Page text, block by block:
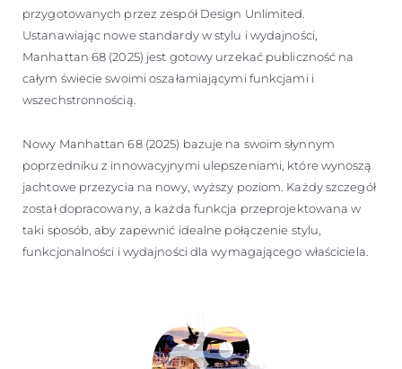
przygotowanych przez zespół Design Unlimited.
Ustanawiając nowe standardy w stylu i wydajności,
Manhattan 68 (2025) jest gotowy urzekać publiczność na
całym świecie swoimi oszałamiającymi funkcjami i
wszechstronnością.
Nowy Manhattan 68 (2025) bazuje na swoim słynnym
poprzedniku z innowacyjnymi ulepszeniami, które wynoszą
jachtowe przezycia na nowy, wyższy poziom. Każdy szczegół
został dopracowany, a każda funkcja przeprojektowana w
taki sposób, aby zapewnić idealne połączenie stylu,
funkcjonalności i wydajności dla wymagającego właściciela.